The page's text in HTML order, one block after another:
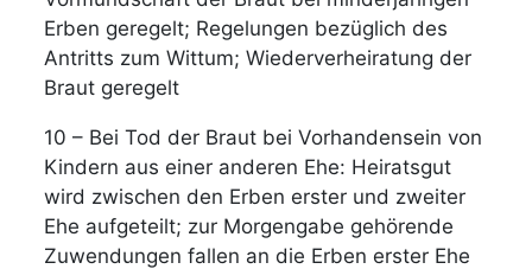
Erben geregelt; Regelungen bezüglich des
Antritts zum Wittum; Wiederverheiratung der
Braut geregelt
10 – Bei Tod der Braut bei Vorhandensein von
Kindern aus einer anderen Ehe: Heiratsgut
wird zwischen den Erben erster und zweiter
Ehe aufgeteilt; zur Morgengabe gehörende
Zuwendungen fallen an die Erben erster Ehe